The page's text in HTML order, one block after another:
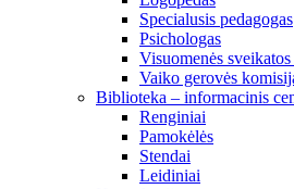
Specialusis pedagogas
Psichologas
Visuomenės sveikatos
Vaiko gerovės
Biblioteka – informacinis
Renginiai
Pamokėlės
Stendai
Leidiniai